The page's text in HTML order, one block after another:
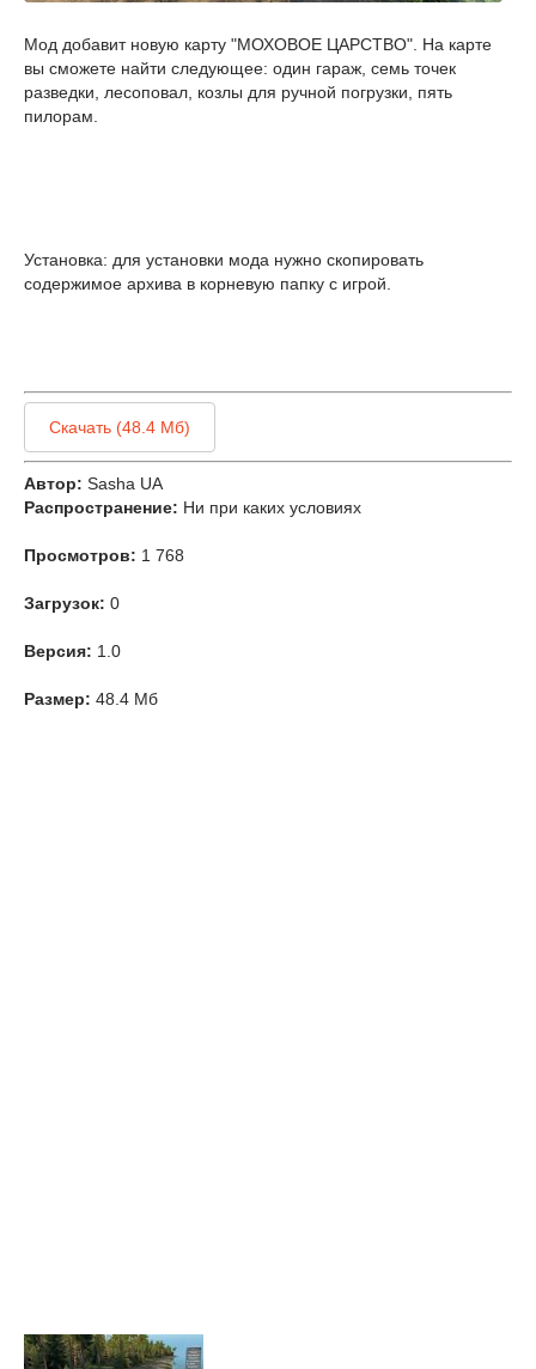
Мод добавит новую карту "МОХОВОЕ ЦАРСТВО". На карте
вы сможете найти следующее: один гараж, семь точек
разведки, лесоповал, козлы для ручной погрузки, пять
пилорам.
Установка: для установки мода нужно скопировать
содержимое архива в корневую папку с игрой.
Скачать (48.4 Мб)
Автор: Sasha UA
Распространение: Ни при каких условиях
Просмотров: 1 768
Загрузок: 0
Версия: 1.0
Размер: 48.4 Мб